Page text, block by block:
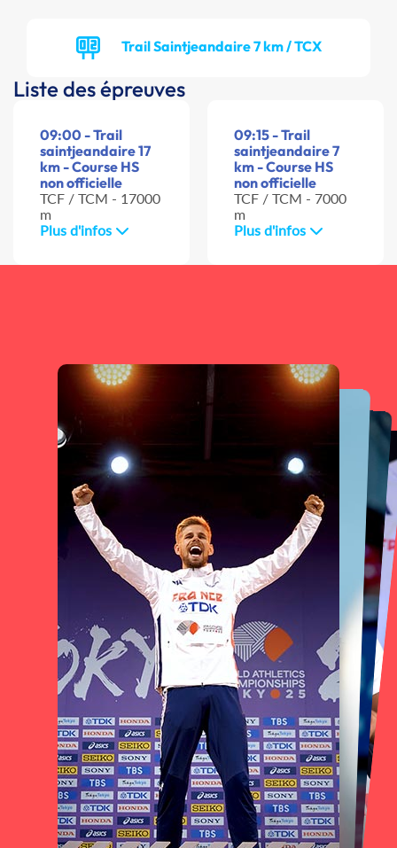
Trail Saintjeandaire 7 km / TCX
Liste des épreuves
09:00 - Trail
saintjeandaire 17
km - Course HS
non officielle
TCF / TCM - 17000
m
Plus d'infos
09:15 - Trail
saintjeandaire 7
km - Course HS
non officielle
TCF / TCM - 7000
m
Plus d'infos